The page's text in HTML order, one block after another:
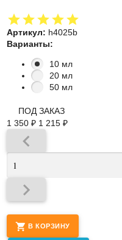
Артикул: h4025b
Варианты:
10 мл
20 мл
50 мл
ПОД ЗАКАЗ
1 350 ₽ 1 215 ₽
В КОРЗИНУ